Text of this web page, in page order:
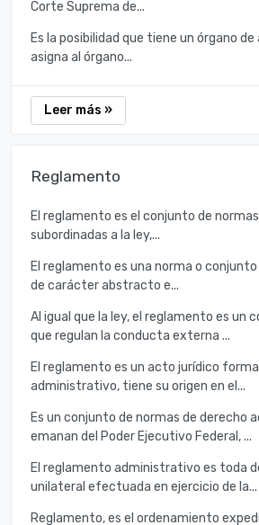
Corte Suprema de...
Es la posibilidad que tiene un órgano
asigna al órgano...
Leer más »
Reglamento
El reglamento es el conjunto de
subordinadas a la ley,...
El reglamento es una norma o
de carácter abstracto e...
Al igual que la ley, el reglamento es un
que regulan la conducta externa ...
El reglamento es un acto jurídico
administrativo, tiene su origen en el...
Es un conjunto de normas de derecho
emanan del Poder Ejecutivo Federal, ...
El reglamento administrativo es toda
unilateral efectuada en ejercicio de la...
Reglamento, es el ordenamiento